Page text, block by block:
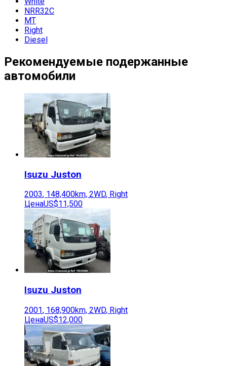
NRR32C
MT
Right
Diesel
Рекомендуемые подержанные
автомобили
Isuzu Juston
2003, 148,400km, 2WD, Right
ЦенаUS$11,500
Isuzu Juston
2001, 168,900km, 2WD, Right
ЦенаUS$12,000